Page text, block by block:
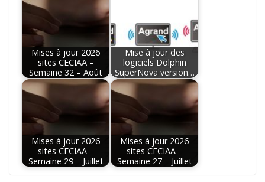
Mises à jour 2026
sites CECIAA –
Semaine 32 – Août
Mise à jour des
logiciels Dolphin
SuperNova version…
Mises à jour 2026
sites CECIAA –
Semaine 29 – Juillet
Mises à jour 2026
sites CECIAA –
Semaine 27 – Juillet